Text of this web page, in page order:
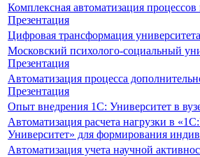
Комплексная автоматизация
Презентация
Цифровая трансформация
Московский психолого-социальный
Презентация
Автоматизация процесса
Презентация
Опыт внедрения 1C: Университет в
Автоматизация расчета нагрузки в
Университет» для формирования
Автоматизация учета научной